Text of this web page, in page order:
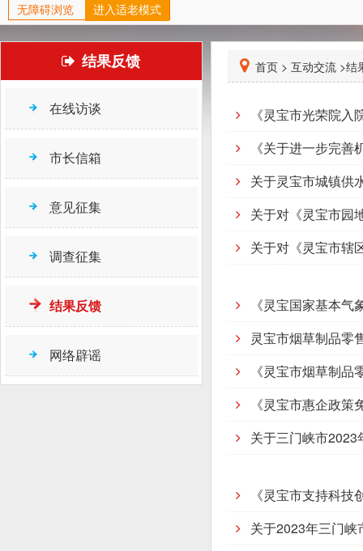
无障碍浏览 进入适老模式
结果反馈
在线访谈
市长信箱
意见征集
调查征集
结果反馈
网络辟谣
首页 > 互动交流 >结
《灵宝市光荣院
《关于进一步完
关于灵宝市城镇供
关于对《灵宝市园
关于对《灵宝市辖
《灵宝国家基本
灵宝市烟草制品零
《灵宝市烟草制
《灵宝市惠企政
关于三门峡市
《灵宝市支持科
关于2023年三门